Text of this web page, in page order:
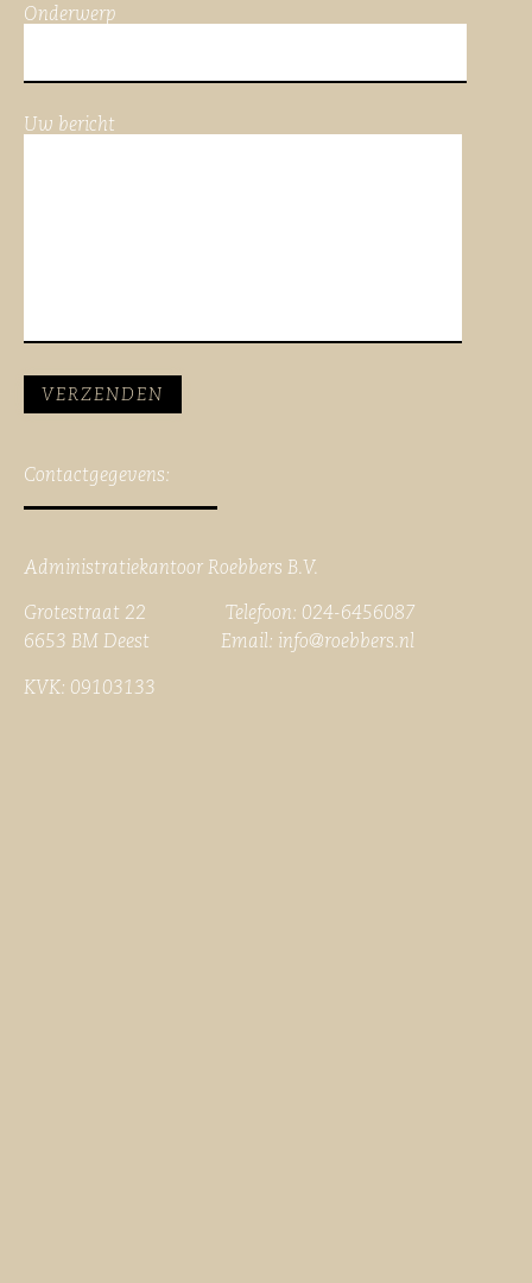
Onderwerp
Uw bericht
Contactgegevens:
Administratiekantoor Roebbers B.V.
Grotestraat 22 Telefoon: 024-6456087
6653 BM Deest Email: info@roebbers.nl
KVK: 09103133